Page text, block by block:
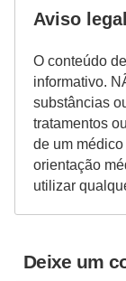
Aviso legal
O conteúdo
informativo.
substâncias
tratamentos
de um
orientação
utilizar
Deixe um